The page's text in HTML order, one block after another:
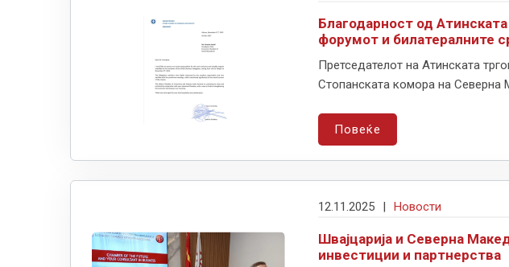
Благодарност од
форумот и билатералните
Претседателот на Атинската
Стопанската комора на Северна
Повеќе
12.11.2025 | Новости
Швајцарија и Северна
инвестиции и партнерства